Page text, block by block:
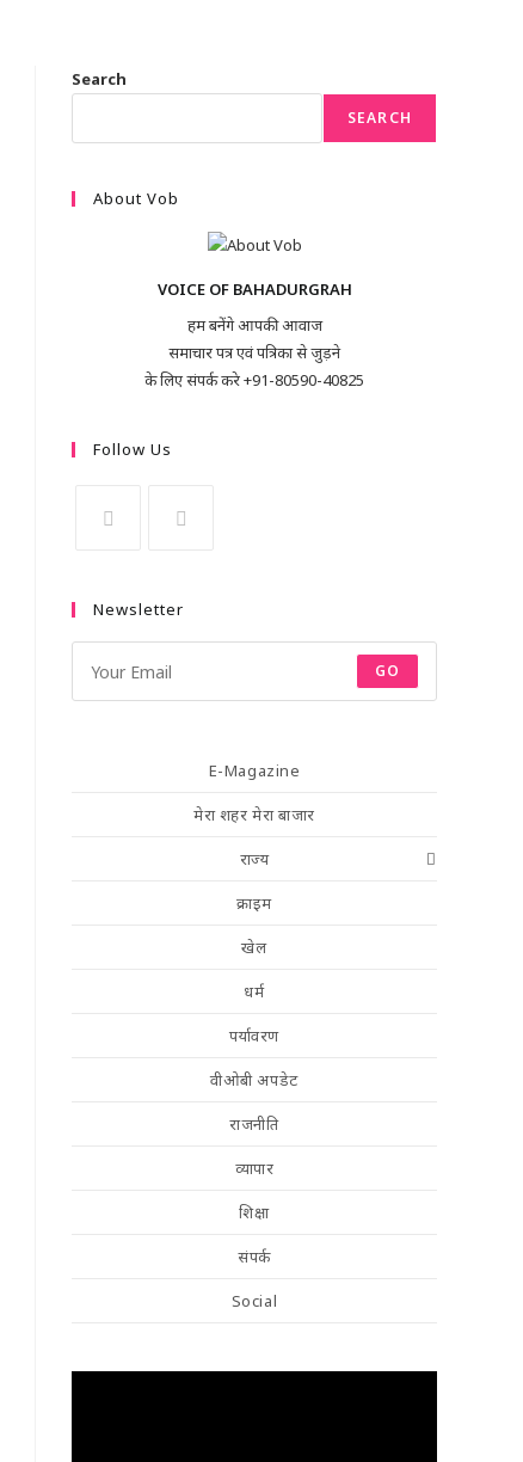
Search
SEARCH
About Vob
VOICE OF BAHADURGRAH
हम बनेंगे आपकी आवाज
समाचार पत्र एवं पत्रिका से जुड़ने
के लिए संपर्क करे +91-80590-40825
Follow Us
Newsletter
GO
E-Magazine
मेरा शहर मेरा बाजार
राज्य
क्राइम
खेल
धर्म
पर्यावरण
वीओबी अपडेट
राजनीति
व्यापार
शिक्षा
संपर्क
Social